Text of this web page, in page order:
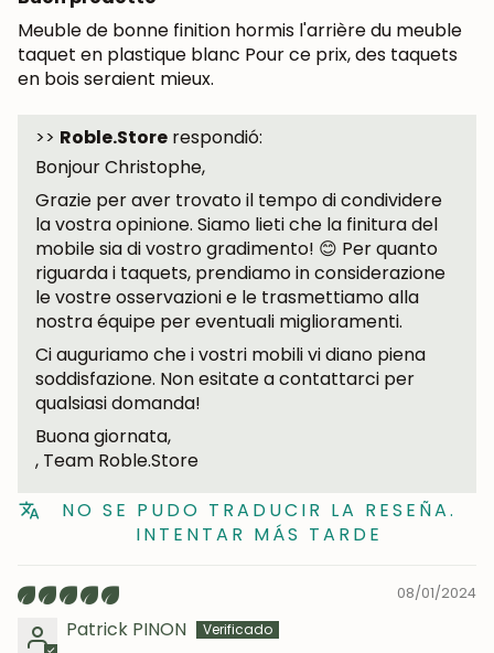
Meuble de bonne finition hormis l'arrière du meuble
taquet en plastique blanc Pour ce prix, des taquets
en bois seraient mieux.
>> Roble.Store respondió:
Bonjour Christophe,
Grazie per aver trovato il tempo di condividere
la vostra opinione. Siamo lieti che la finitura del
mobile sia di vostro gradimento! 😊 Per quanto
riguarda i taquets, prendiamo in considerazione
le vostre osservazioni e le trasmettiamo alla
nostra équipe per eventuali miglioramenti.
Ci auguriamo che i vostri mobili vi diano piena
soddisfazione. Non esitate a contattarci per
qualsiasi domanda!
Buona giornata,
, Team Roble.Store
NO SE PUDO TRADUCIR LA RESEÑA.
INTENTAR MÁS TARDE
08/01/2024
Patrick PINON
UNISCITI ALLA NOSTRA
COMMUNITY
Ottieni uno sconto del 5%.
Novità e vantaggi riservati agli iscritti.